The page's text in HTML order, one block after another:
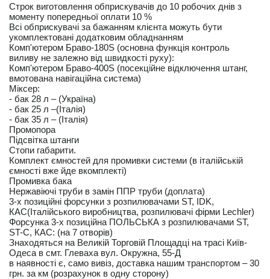
Строк виготовлення обприскувачів до 10 робочих днів з
моменту попередньої оплати 10 %
Всі обприскувачі за бажанням клієнта можуть бути
укомплектовані додатковим обладнанням
Комп'ютером Браво-180S (основна функція контроль
виливу не залежно від швидкості руху):
Комп'ютером Браво-400S (посекційне відключення штанг,
вмотована навігаційна система)
Міксер:
- бак 28 л – (Україна)
- бак 25 л –(Італія)
- бак 35 л – (Італія)
Промопора
Підсвітка штанги
Стопи габарити.
Комплект ємностей для промивки системи (в італійській
ємності вже йде вкомплекті)
Промивка бака
Нержавіючі труби в замін ППР труби (доплата)
3-х позиційні форсунки з розпилювачами ST, IDK,
КАС(Італійського виробництва, розпилювачі фірми Lechler)
Форсунка 3-х позиційна ПОЛЬСЬКА з розпилювачами ST,
ST-С, КАС: (на 7 отворів)
Знаходяться на Великій Торговій Площадці на трасі Київ-
Одеса в смт. Глеваха вул. Окружна, 55-Д
в наявності є, само вивіз, доставка нашим транспортом – 30
грн. за км (розрахунок в одну сторону)